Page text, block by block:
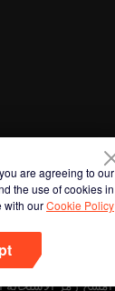
are agreeing to our
the use of cookies in
with ourCookie Policy.
امسح رمز الاستجابة